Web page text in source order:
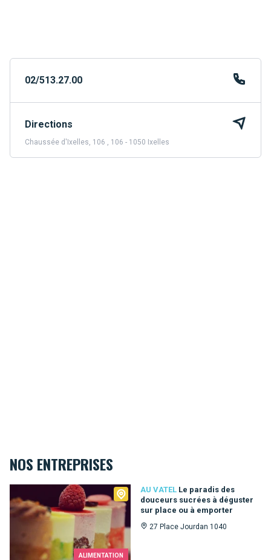
02/513.27.00
Directions
Chaussée d'Ixelles, 106 , 106 - 1050 Ixelles
NOS ENTREPRISES
ALIMENTATION
AU VATEL Le paradis des
douceurs sucrées à déguster
sur place ou à emporter
27 Place Jourdan 1040